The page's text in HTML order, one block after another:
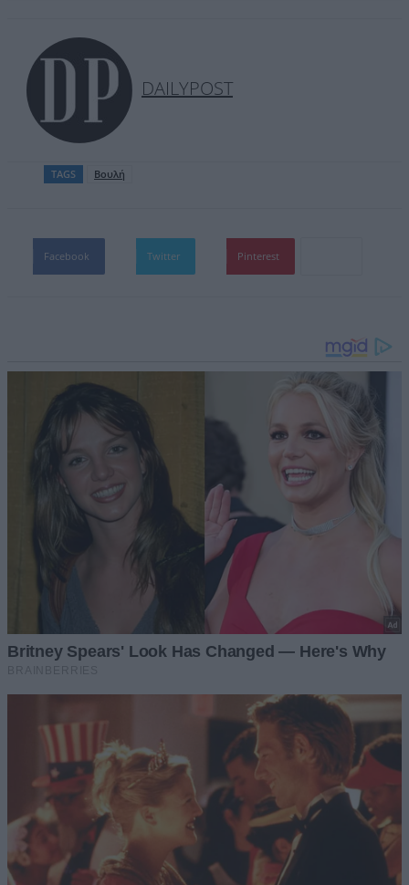
DAILYPOST
TAGS Βουλή
Facebook Twitter Pinterest